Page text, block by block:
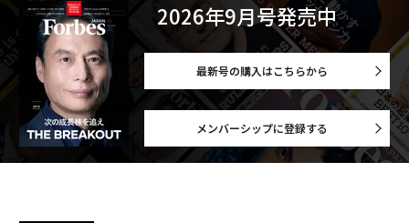
2026年9月号発売中
最新号の購入はこちらから
メンバーシップに登録する